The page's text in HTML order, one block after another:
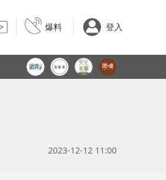
爆料 登入
2023-12-12 11:00